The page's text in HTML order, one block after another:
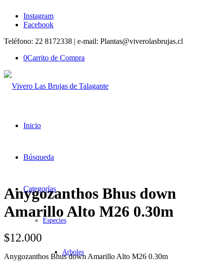
Instagram
Facebook
Teléfono: 22 8172338 | e-mail: Plantas@viverolasbrujas.cl
0Carrito de Compra
Inicio
Búsqueda
Categorías
Especies
Arboles
Anygozanthos Bhus down
Amarillo Alto M26 0.30m
$12.000
Anygozanthos Bhus down Amarillo Alto M26 0.30m